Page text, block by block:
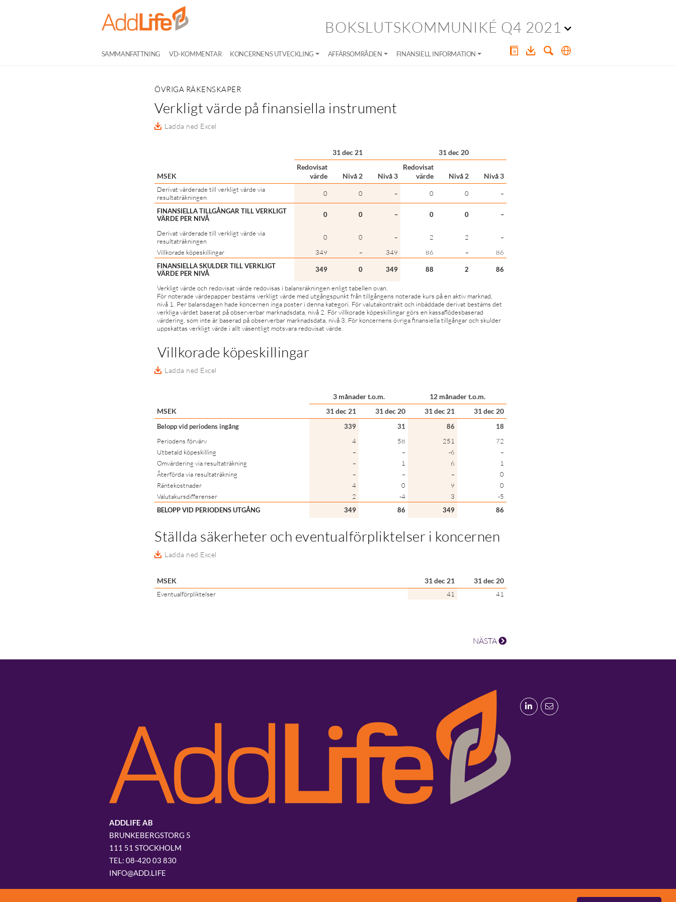
BOKSLUTSKOMMUNIKÉ Q4 2021
SAMMANFATTNING VD-KOMMENTAR KONCERNENS UTVECKLING AFFÄRSOMRÅDEN FINANSIELL INFORMATION
ÖVRIGA RÄKENSKAPER
Verkligt värde på finansiella instrument
Ladda ned Excel
31 dec 21 31 dec 20
MSEK
Redovisat
värde
Nivå 2 Nivå 3
Redovisat
värde
Nivå 2 Nivå 3
Derivat värderade till verkligt värde via
resultaträkningen
0 0 – 0 0 –
FINANSIELLA TILLGÅNGAR TILL VERKLIGT
VÄRDE PER NIVÅ
0 0 – 0 0 –
Derivat värderade till verkligt värde via
resultaträkningen
0 0 – 2 2
–
Villkorade köpeskillingar
349 – 349 86 –
86
FINANSIELLA SKULDER TILL VERKLIGT
VÄRDE PER NIVÅ
349 0 349 88 2 86
Verkligt värde och redovisat värde redovisas i balansräkningen enligt tabellen ovan.
För noterade värdepapper bestäms verkligt värde med utgångspunkt från tillgångens noterade kurs på en aktiv marknad,
nivå 1. Per balansdagen hade koncernen inga poster i denna kategori. För valutakontrakt och inbäddade derivat bestäms det
verkliga värdet baserat på observerbar marknadsdata, nivå 2. För villkorade köpeskillingar görs en kassaflödesbaserad
värdering, som inte är baserad på observerbar marknadsdata, nivå 3. För koncernens övriga finansiella tillgångar och skulder
uppskattas verkligt värde i allt väsentligt motsvara redovisat värde.
Villkorade köpeskillingar
Ladda ned Excel
3 månader t.o.m.
12 månader t.o.m.
MSEK
31 dec 21 31 dec 20 31 dec 21 31 dec 20
Belopp vid periodens ingång 339 31 86
18
Periodens förvärv
4 58 251
72
Utbetald köpeskilling
– – -6
–
Omvärdering via resultaträkning
– 1 6
1
Återförda via resultaträkning
– – –
0
Räntekostnader
4 0 9
0
Valutakursdifferenser
2 -4 3
-5
BELOPP VID PERIODENS UTGÅNG
349 86 349 86
Ställda säkerheter och eventualförpliktelser i koncernen
Ladda ned Excel
MSEK 31 dec 21 31 dec 20
Eventualförpliktelser 41 41
NÄSTA
ADDLIFE AB
BRUNKEBERGSTORG 5
111 51 STOCKHOLM
08-420 03 830
INFO@ADD.LIFE